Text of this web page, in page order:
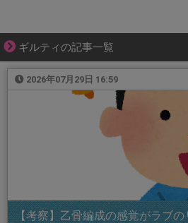
ギルティの記事一覧
2026年07月29日 16:59
【考察】乙骨編成の感覚がラブ